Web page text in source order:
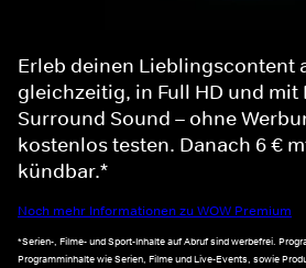
Erleb deinen Lieblingscontent
gleichzeitig, in Full HD und mit
Surround Sound – ohne
kostenlos testen. Danach 6 €
kündbar.*
Noch mehr Informationen zu WOW Premium
*Serien-, Filme- und Sport-Inhalte auf Abruf sind werbefrei.
Programminhalte wie Serien, Filme und Live-Events, sowie